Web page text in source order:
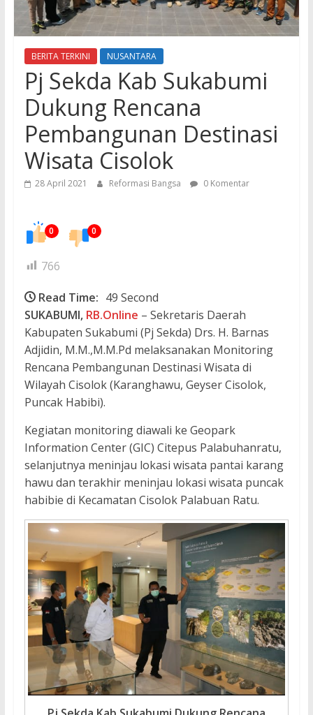
BERITA TERKINI NUSANTARA
Pj Sekda Kab Sukabumi
Dukung Rencana
Pembangunan Destinasi
Wisata Cisolok
28 April 2021 Reformasi Bangsa 0 Komentar
0 0
766
Read Time: 49 Second
SUKABUMI, RB.Online – Sekretaris Daerah
Kabupaten Sukabumi (Pj Sekda) Drs. H. Barnas
Adjidin, M.M.,M.M.Pd melaksanakan Monitoring
Rencana Pembangunan Destinasi Wisata di
Wilayah Cisolok (Karanghawu, Geyser Cisolok,
Puncak Habibi).
Kegiatan monitoring diawali ke Geopark
Information Center (GIC) Citepus Palabuhanratu,
selanjutnya meninjau lokasi wisata pantai karang
hawu dan terakhir meninjau lokasi wisata puncak
habibie di Kecamatan Cisolok Palabuan Ratu.